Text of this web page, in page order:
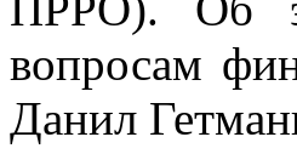
вопросам
Данил